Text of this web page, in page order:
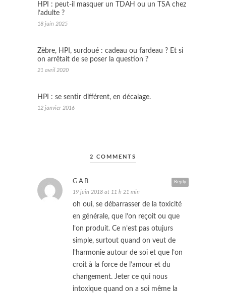
HPI : peut-il masquer un TDAH ou un TSA chez
l’adulte ?
18 juin 2025
Zèbre, HPI, surdoué : cadeau ou fardeau ? Et si
on arrêtait de se poser la question ?
21 avril 2020
HPI : se sentir différent, en décalage.
12 janvier 2016
2 COMMENTS
Reply
GAB
19 juin 2018 at 11 h 21 min
oh oui, se débarrasser de la toxicité
en générale, que l’on reçoit ou que
l’on produit. Ce n’est pas otujurs
simple, surtout quand on veut de
l’harmonie autour de soi et que l’on
croit à la force de l’amour et du
changement. Jeter ce qui nous
intoxique quand on a soi même la